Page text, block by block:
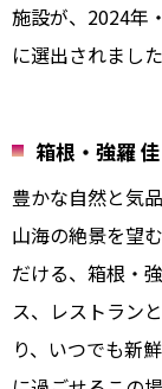
施設が、2024年
に選出されました
箱根・強羅
豊かな自然と気
山海の絶景を望
だける、箱根・
ス、レストラン
り、いつでも新